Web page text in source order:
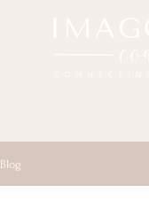
Blog